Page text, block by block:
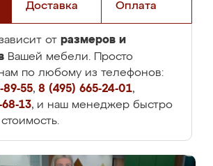
Доставка Оплата
от размеров и
Вашей мебели. Просто
по любому из телефонов:
55, 8 (495) 665-24-01,
13, и наш менеджер быстро